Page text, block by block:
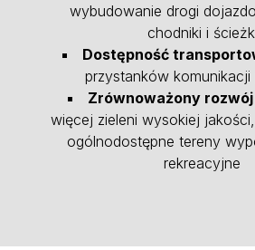
wybudowanie drogi
chodniki i
Dostępność
przystanków komunikacji
Zrównoważony rozwój
więcej zieleni wysokiej
ogólnodostępne tereny
rekreacyjne